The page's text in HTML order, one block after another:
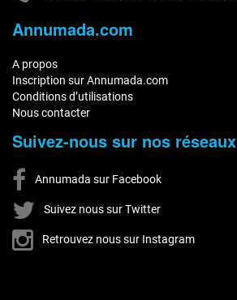
Annumada.com
A propos
Inscription sur Annumada.com
Conditions d’utilisations
Nous contacter
Suivez-nous sur nos réseaux
Annumada sur Facebook
Suivez nous sur Twitter
Retrouvez nous sur Instagram